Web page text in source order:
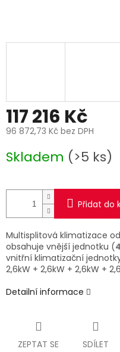
117 216 Kč
96 872,73 Kč bez DPH
cena:
Skladem (>5 ks)
Přidat do
Multisplitová klimatizace
obsahuje vnější jednotku (
vnitřní klimatizační jednotky
2,6kW + 2,6kW + 2,6kW +
Detailní informace
ZEPTAT SE SDÍLET